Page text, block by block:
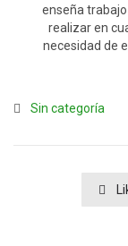
enseña
realizar en
necesidad de
 Category
Sin categoría
